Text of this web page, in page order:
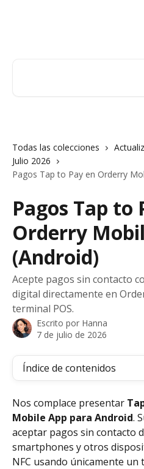
Todas las colecciones
Julio 2026
Pagos Tap to Pay en Orderry
Pagos Tap to
Orderry
(Android)
Acepte pagos sin contacto
digital directamente en
terminal POS.
Escrito por Hanna
7 de julio de 2026
Índice de contenidos
Nos complace presentar
Mobile App para Android.
aceptar pagos sin contacto
smartphones y otros
NFC usando únicamente